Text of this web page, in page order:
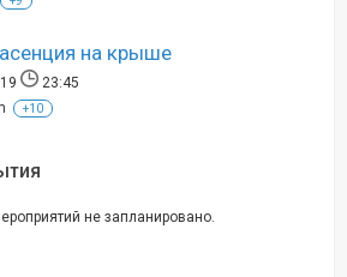
на крыше
23:45
+10
не запланировано.